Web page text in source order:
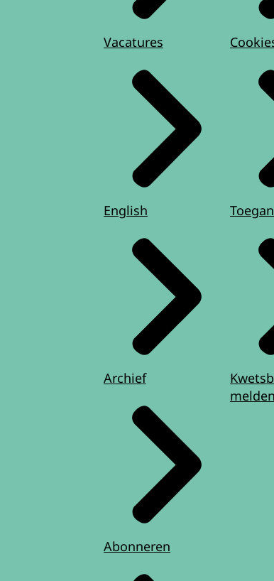
Vacatures
English
Archief
Abonneren